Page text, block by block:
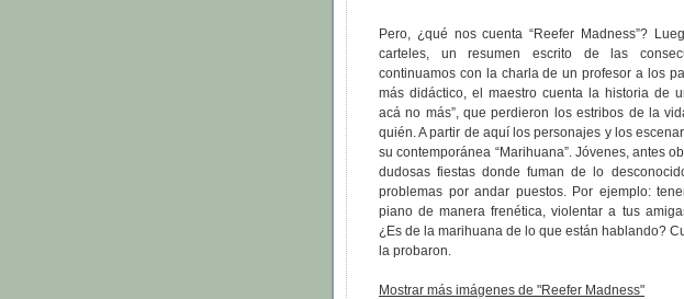
Pero, ¿qué nos cuenta “Reefer Madness”?
carteles, un resumen escrito de las
continuamos con la charla de un profesor a los
más didáctico, el maestro cuenta la historia de
acá no más”, que perdieron los estribos de la
quién. A partir de aquí los personajes y los
su contemporánea “Marihuana”. Jóvenes, antes
dudosas fiestas donde fuman de lo
problemas por andar puestos. Por ejemplo:
piano de manera frenética, violentar a tus
¿Es de la marihuana de lo que están hablando?
la probaron.
Mostrar más imágenes de "Reefer Madness"